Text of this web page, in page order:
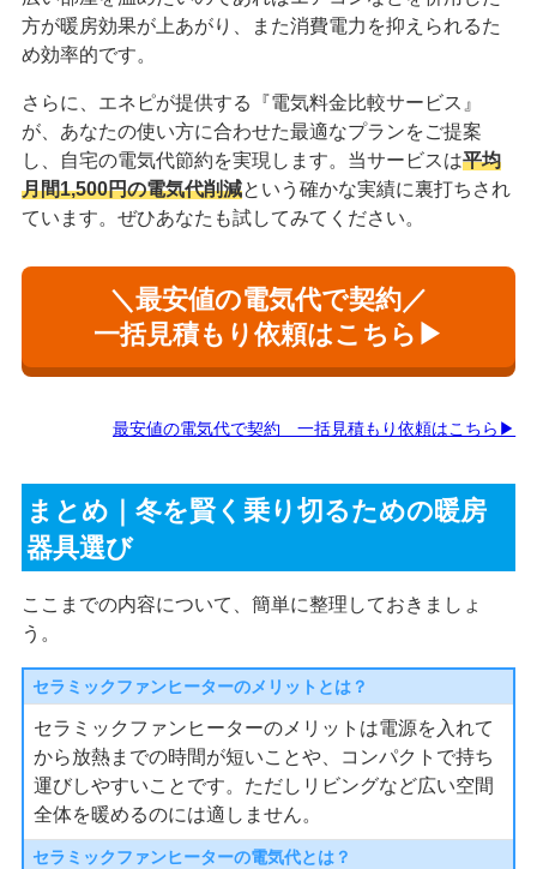
方が暖房効果が上あがり、また消費電力を抑えられるた
め効率的です。
さらに、エネピが提供する『電気料金比較サービス』
が、あなたの使い方に合わせた最適なプランをご提案
し、自宅の電気代節約を実現します。当サービスは平均
月間1,500円の電気代削減という確かな実績に裏打ちされ
ています。ぜひあなたも試してみてください。
＼最安値の電気代で契約／
一括見積もり依頼はこちら▶
最安値の電気代で契約 一括見積もり依頼はこちら▶
まとめ｜冬を賢く乗り切るための暖房
器具選び
ここまでの内容について、簡単に整理しておきましょ
う。
セラミックファンヒーターのメリットとは？
セラミックファンヒーターのメリットは電源を入れて
から放熱までの時間が短いことや、コンパクトで持ち
運びしやすいことです。ただしリビングなど広い空間
全体を暖めるのには適しません。
セラミックファンヒーターの電気代とは？